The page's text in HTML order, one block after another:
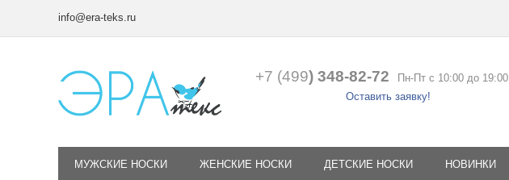
info@era-teks.ru
+7 (499) 348-82-72
Пн-Пт с 10:00 до 19:00
Оставить заявку!
МУЖСКИЕ НОСКИ ЖЕНСКИЕ НОСКИ ДЕТСКИЕ НОСКИ НОВИНКИ